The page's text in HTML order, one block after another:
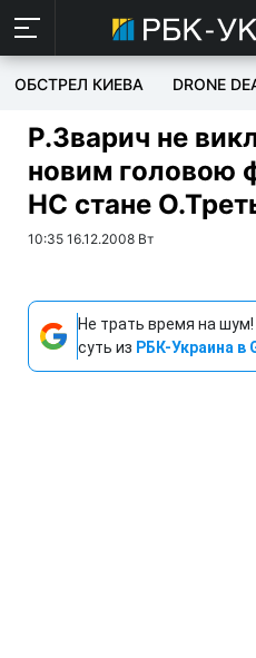
ОБСТРЕЛ КИЕВА DRONE
Р.Зварич не
новим головою
НС стане
10:35 16.12.2008 Вт
Не трать время на
суть из РБК-Украина в